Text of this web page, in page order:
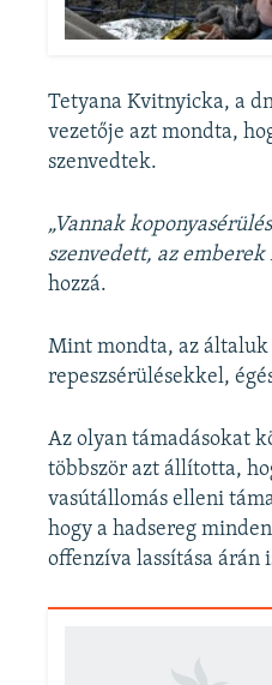
Tetyana Kvitnyicka, a
vezetője azt mondta,
szenvedtek.
„Vannak
szenvedett, az
hozzá.
Mint mondta, az általuk
repeszsérülésekkel,
Az olyan támadásokat
többször azt állította,
vasútállomás elleni
hogy a hadsereg
offenzíva lassítása árán